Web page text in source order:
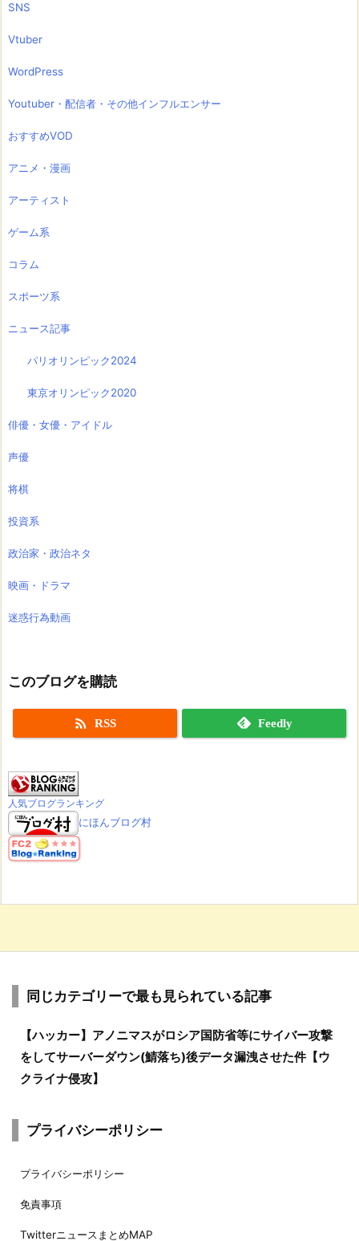
SNS
Vtuber
WordPress
Youtuber・配信者・その他インフルエンサー
おすすめVOD
アニメ・漫画
アーティスト
ゲーム系
コラム
スポーツ系
ニュース記事
パリオリンピック2024
東京オリンピック2020
俳優・女優・アイドル
声優
将棋
投資系
政治家・政治ネタ
映画・ドラマ
迷惑行為動画
このブログを購読
 RSS Feedly
人気ブログランキング
にほんブログ村
同じカテゴリーで最も見られている記事
【ハッカー】アノニマスがロシア国防省等にサイバー攻撃
をしてサーバーダウン(鯖落ち)後データ漏洩させた件【ウ
クライナ侵攻】
プライバシーポリシー
プライバシーポリシー
免責事項
TwitterニュースまとめMAP